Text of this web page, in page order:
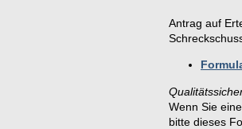
Antrag auf
Wenn Sie
bitte dieses